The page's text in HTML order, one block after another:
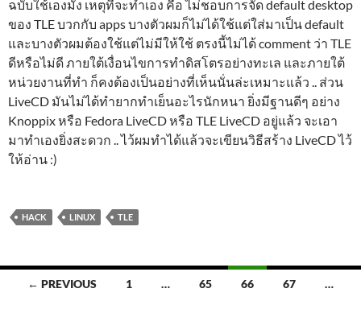
ฉบับใช้เองมั่ง เหตุที่จะทำเอง คือ ไม่ชอบการจัด default desktop
ของ TLE บวกกับ apps บางตัวผมก็ไม่ได้ใช้แต่ใส่มาเป็น default
และบางตัวผมต้องใช้แต่ไม่มีให้ใช้ ตรงนี้ไม่ได้ comment ว่า TLE
ดีหรือไม่ดี ภายใต้เงื่อนไขการทำดิสโตรอย่างทะเล และภายใต้
หน่วยงานที่ทำ ก็คงต้องเป็นอย่างที่เห็นนั่นล่ะเหมาะแล้ว .. ส่วน
LiveCD มันไม่ได้ทำยากทำเย็นอะไรนักหนา ยิ่งมีฐานดีๆ อย่าง
Knoppix หรือ Fedora LiveCD หรือ TLE LiveCD อยู่แล้ว จะเอา
มาทำเองยิ่งสะดวก .. ไว้ผมทำได้แล้วจะเขียนวิธีสร้าง LiveCD ไว้
ให้อ่าน :)
HACK LINUX TLE
Posts← PREVIOUS 1 … 65 66 67 …